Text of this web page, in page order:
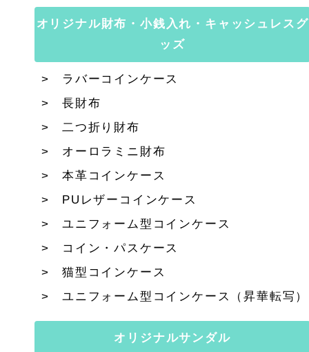
オリジナル財布・小銭入れ・キャッシュレスグ
ッズ
ラバーコインケース
長財布
二つ折り財布
オーロラミニ財布
本革コインケース
PUレザーコインケース
ユニフォーム型コインケース
コイン・パスケース
猫型コインケース
ユニフォーム型コインケース（昇華転写）
オリジナルサンダル